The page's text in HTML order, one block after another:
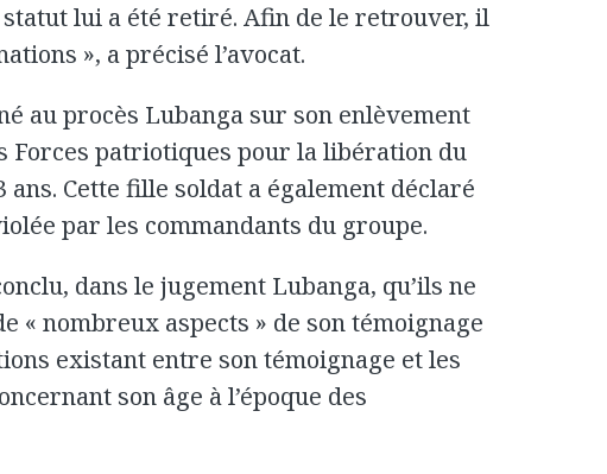
lui a été retiré. Afin de le retrouver, il
», a précisé l’avocat.
au procès Lubanga sur son enlèvement
Forces patriotiques pour la libération du
ans. Cette fille soldat a également déclaré
par les commandants du groupe.
dans le jugement Lubanga, qu’ils ne
« nombreux aspects » de son témoignage
existant entre son témoignage et les
son âge à l’époque des